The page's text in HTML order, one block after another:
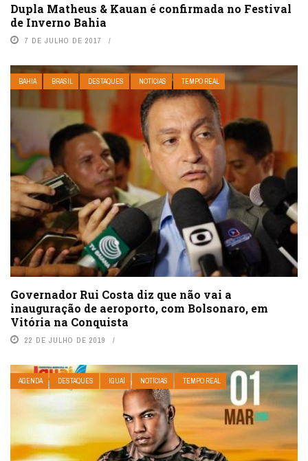
Dupla Matheus & Kauan é confirmada no Festival
de Inverno Bahia
7 DE JULHO DE 2017
BAHIA BRASIL DESTAQUES NOTÍCIAS TEMPO REAL
Governador Rui Costa diz que não vai a
inauguração de aeroporto, com Bolsonaro, em
Vitória na Conquista
22 DE JULHO DE 2019
AGENDA DESTAQUES IGUAÍ NOTÍCIAS TEMPO REAL